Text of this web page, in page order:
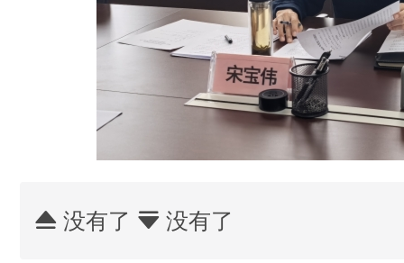
 没有了  没有了